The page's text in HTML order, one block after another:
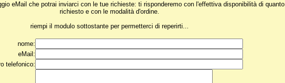
eMail che potrai inviarci con le tue richieste: ti risponderemo con l'effettiva disponibilità di quanto
richiesto e con le modalità d'ordine.
riempi il modulo sottostante per permetterci di reperirti...
nome:
eMail:
telefonico: